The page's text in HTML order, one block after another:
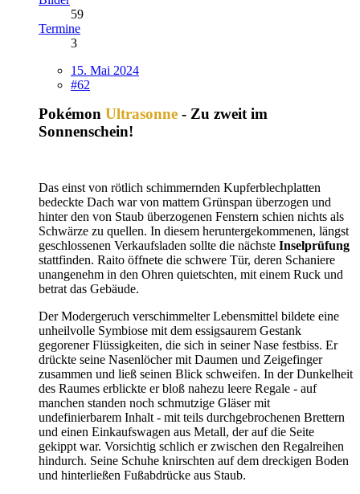
59
Termine
3
15. Mai 2024
#62
Pokémon Ultrasonne - Zu zweit im
Sonnenschein!
Das einst von rötlich schimmernden Kupferblechplatten
bedeckte Dach war von mattem Grünspan überzogen und
hinter den von Staub überzogenen Fenstern schien nichts als
Schwärze zu quellen. In diesem heruntergekommenen, längst
geschlossenen Verkaufsladen sollte die nächste Inselprüfung
stattfinden. Raito öffnete die schwere Tür, deren Schaniere
unangenehm in den Ohren quietschten, mit einem Ruck und
betrat das Gebäude.
Der Modergeruch verschimmelter Lebensmittel bildete eine
unheilvolle Symbiose mit dem essigsaurem Gestank
gegorener Flüssigkeiten, die sich in seiner Nase festbiss. Er
drückte seine Nasenlöcher mit Daumen und Zeigefinger
zusammen und ließ seinen Blick schweifen. In der Dunkelheit
des Raumes erblickte er bloß nahezu leere Regale - auf
manchen standen noch schmutzige Gläser mit
undefinierbarem Inhalt - mit teils durchgebrochenen Brettern
und einen Einkaufswagen aus Metall, der auf die Seite
gekippt war. Vorsichtig schlich er zwischen den Regalreihen
hindurch. Seine Schuhe knirschten auf dem dreckigen Boden
und hinterließen Fußabdrücke aus Staub.